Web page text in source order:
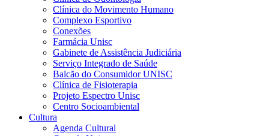
Clínica do Movimento Humano
Complexo Esportivo
Conexões
Farmácia Unisc
Gabinete de Assistência Judiciária
Serviço Integrado de Saúde
Balcão do Consumidor UNISC
Clínica de Fisioterapia
Projeto Espectro Unisc
Centro Socioambiental
Cultura
Agenda Cultural